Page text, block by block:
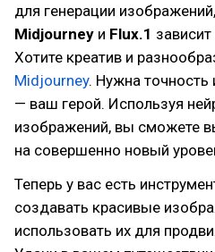
для генерации
Midjourney и Flux.1
Хотите креатив и
Midjourney. Нужна
— ваш герой. Используя
изображений, вы сможете
на совершенно новый
Теперь у вас есть
создавать красивые
использовать их для